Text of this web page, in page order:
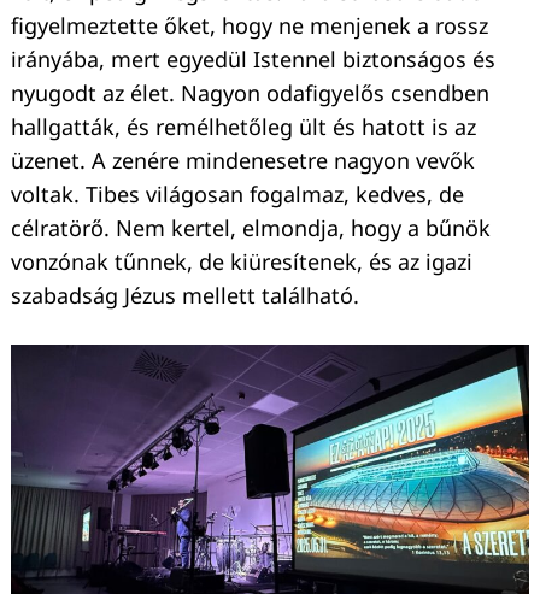
figyelmeztette őket, hogy ne menjenek a rossz
irányába, mert egyedül Istennel biztonságos és
nyugodt az élet. Nagyon odafigyelős csendben
hallgatták, és remélhetőleg ült és hatott is az
üzenet. A zenére mindenesetre nagyon vevők
voltak. Tibes világosan fogalmaz, kedves, de
célratörő. Nem kertel, elmondja, hogy a bűnök
vonzónak tűnnek, de kiüresítenek, és az igazi
szabadság Jézus mellett található.